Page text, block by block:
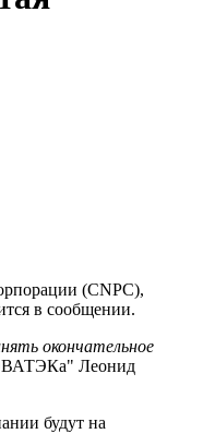
(CNPC),
в сообщении.
окончательное
Леонид
будут на